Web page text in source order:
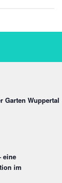
Garten Wuppertal
eine
im